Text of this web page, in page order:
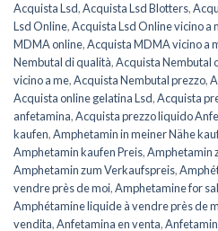
Acquista Lsd,Acquista Lsd Blotters,
Lsd Online,Acquista Lsd Online vicino a
MDMA online,Acquista MDMA vicino a
Nembutal di qualità,Acquista Nembutal
vicino a me,Acquista Nembutal prezzo,
Acquista online gelatina Lsd,Acquista
anfetamina,Acquista prezzo liquido
kaufen,Amphetamin in meiner Nähe
Amphetamin kaufen Preis,Amphetamin
Amphetamin zum Verkaufspreis,
vendre près de moi,Amphetamine for
Amphétamine liquide à vendre près de
vendita,Anfetamina en venta,